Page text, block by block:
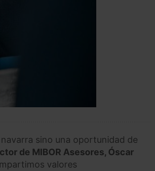
sino una oportunidad de
de MIBOR Asesores, Óscar
valores